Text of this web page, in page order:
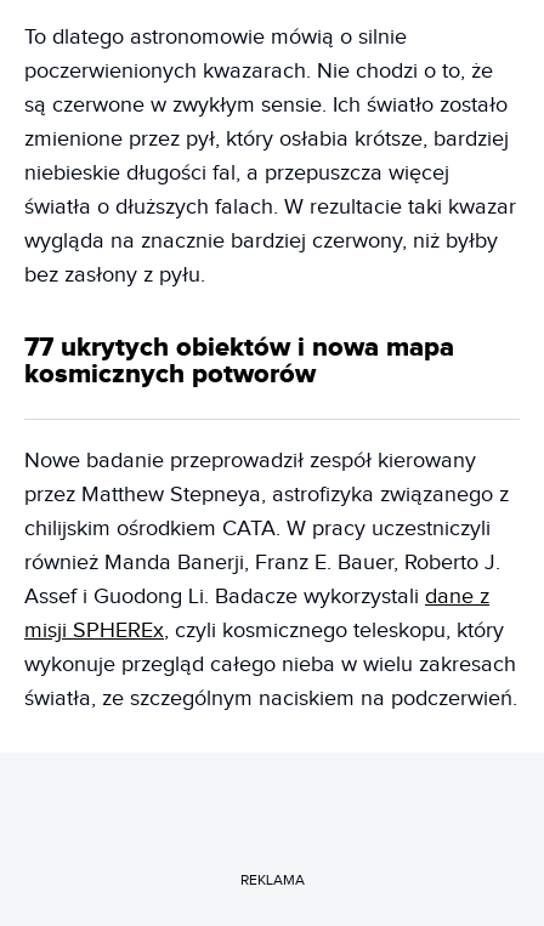
To dlatego astronomowie mówią o silnie
poczerwienionych kwazarach. Nie chodzi o to, że
są czerwone w zwykłym sensie. Ich światło zostało
zmienione przez pył, który osłabia krótsze, bardziej
niebieskie długości fal, a przepuszcza więcej
światła o dłuższych falach. W rezultacie taki kwazar
wygląda na znacznie bardziej czerwony, niż byłby
bez zasłony z pyłu.
77 ukrytych obiektów i nowa mapa
kosmicznych potworów
Nowe badanie przeprowadził zespół kierowany
przez Matthew Stepneya, astrofizyka związanego z
chilijskim ośrodkiem CATA. W pracy uczestniczyli
również Manda Banerji, Franz E. Bauer, Roberto J.
Assef i Guodong Li. Badacze wykorzystali dane z
misji SPHEREx, czyli kosmicznego teleskopu, który
wykonuje przegląd całego nieba w wielu zakresach
światła, ze szczególnym naciskiem na podczerwień.
REKLAMA